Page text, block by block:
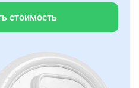
стоимость